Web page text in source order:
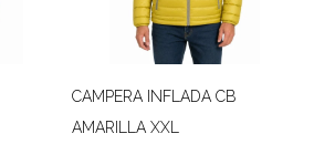
CAMPERA INFLADA CB
AMARILLA XXL